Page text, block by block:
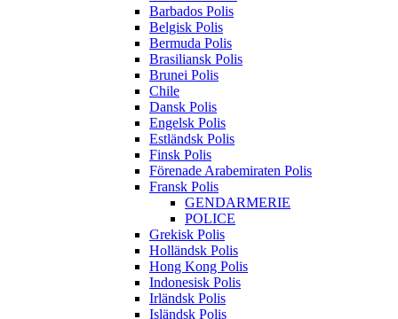
Barbados Polis
Belgisk Polis
Bermuda Polis
Brasiliansk Polis
Brunei Polis
Chile
Dansk Polis
Engelsk Polis
Estländsk Polis
Finsk Polis
Förenade Arabemiraten Polis
Fransk Polis
GENDARMERIE
POLICE
Grekisk Polis
Holländsk Polis
Hong Kong Polis
Indonesisk Polis
Irländsk Polis
Isländsk Polis